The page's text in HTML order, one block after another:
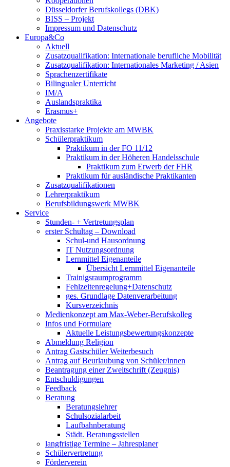
Düsseldorfer Berufskollegs (DBK)
BISS – Projekt
Impressum und Datenschutz
Europa&Co
Aktuell
Zusatzqualifikation: Internationale berufliche Mobilität
Zusatzqualifikation: Internationales Marketing / Asien
Sprachenzertifikate
Bilingualer Unterricht
IM/A
Auslandspraktika
Erasmus+
Angebote
Praxisstarke Projekte am MWBK
Schülerpraktikum
Praktikum in der FO 11/12
Praktikum in der Höheren Handelsschule
Praktikum zum Erwerb der FHR
Praktikum für ausländische Praktikanten
Zusatzqualifikationen
Lehrerpraktikum
Berufsbildungswerk MWBK
Service
Stunden- + Vertretungsplan
erster Schultag – Download
Schul-und Hausordnung
IT Nutzungsordnung
Lernmittel Eigenanteile
Übersicht Lernmittel Eigenanteile
Trainigsraumprogramm
Fehlzeitenregelung+Datenschutz
ges. Grundlage Datenverarbeitung
Kursverzeichnis
Medienkonzept am Max-Weber-Berufskolleg
Infos und Formulare
Aktuelle Leistungsbewertungskonzepte
Abmeldung Religion
Antrag Gastschüler Weiterbesuch
Antrag auf Beurlaubung von Schüler/innen
Beantragung einer Zweitschrift (Zeugnis)
Entschuldigungen
Feedback
Beratung
Beratungslehrer
Schulsozialarbeit
Laufbahnberatung
Städt. Beratungsstellen
langfristige Termine – Jahresplaner
Schülervertretung
Förderverein